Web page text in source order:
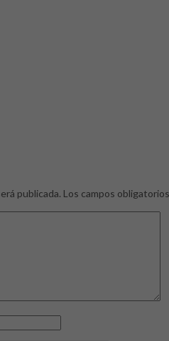
publicada. Los campos